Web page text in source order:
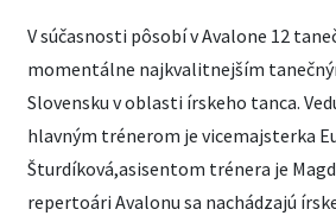
V súčasnosti pôsobí v Avalone 12
momentálne najkvalitnejším
Slovensku v oblasti írskeho tanca.
hlavným trénerom je vicemajsterka
Šturdíková,asisentom trénera je
repertoári Avalonu sa nachádzajú